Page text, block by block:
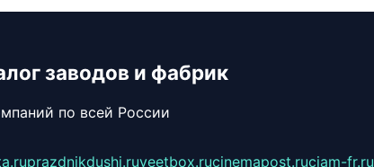
заводов и фабрик
по всей России
prazdnikdushi.ruveetbox.rucinemapost.ruciam-fr.ru